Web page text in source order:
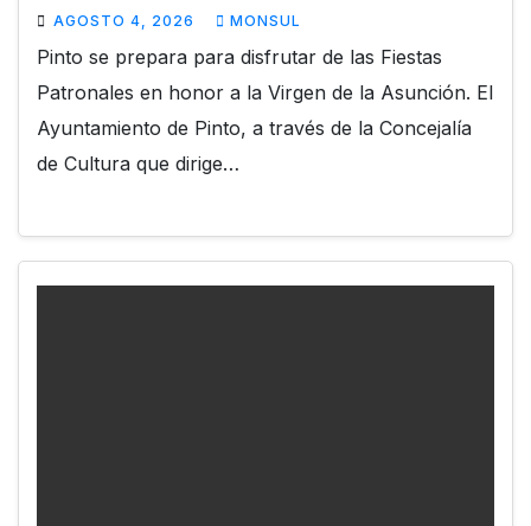
AGOSTO 4, 2026 MONSUL
Pinto se prepara para disfrutar de las Fiestas
Patronales en honor a la Virgen de la Asunción. El
Ayuntamiento de Pinto, a través de la Concejalía
de Cultura que dirige…